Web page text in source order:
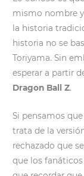
mismo nombre
la historia
historia no se
Toriyama. Sin
esperar a partir
Dragon Ball Z.
Si pensamos
trata de la
rechazado que
que los